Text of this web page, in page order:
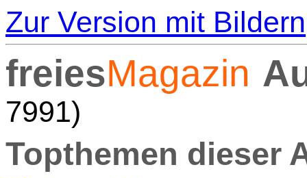
Zur Version mit Bildern
freiesMagazin
7991)
Topthemen dieser